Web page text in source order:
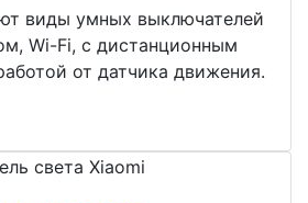
виды умных выключателей
Wi-Fi, с дистанционным
от датчика движения.